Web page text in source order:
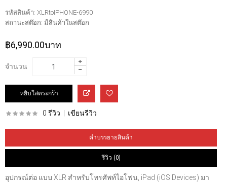
รหัสสินค้า: XLRtoIPHONE-6990
สถานะสต๊อก: มีสินค้าในสต๊อก
฿6,990.00บาท
จำนวน
0 รีวิว เขียนรีวิว
คำบรรยายสินค้า
รีวิว (0)
อุปกรณ์ต่อ แบบ XLR สำหรับโทรศัพท์ไอโฟน, iPad (iOS Devices) มา